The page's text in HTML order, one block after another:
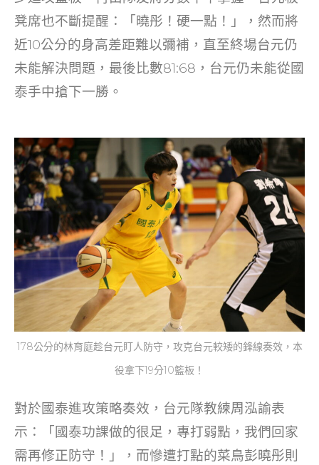
凳席也不斷提醒：「曉彤！硬一點！」，然而將
近10公分的身高差距難以彌補，直至終場台元仍
未能解決問題，最後比數81:68，台元仍未能從國
泰手中搶下一勝。
178公分的林育庭趁台元盯人防守，攻克台元較矮的鋒線奏效，本
役拿下19分10籃板！
對於國泰進攻策略奏效，台元隊教練周泓諭表
示：「國泰功課做的很足，專打弱點，我們回家
需再修正防守！」，而慘遭打點的菜鳥彭曉彤則